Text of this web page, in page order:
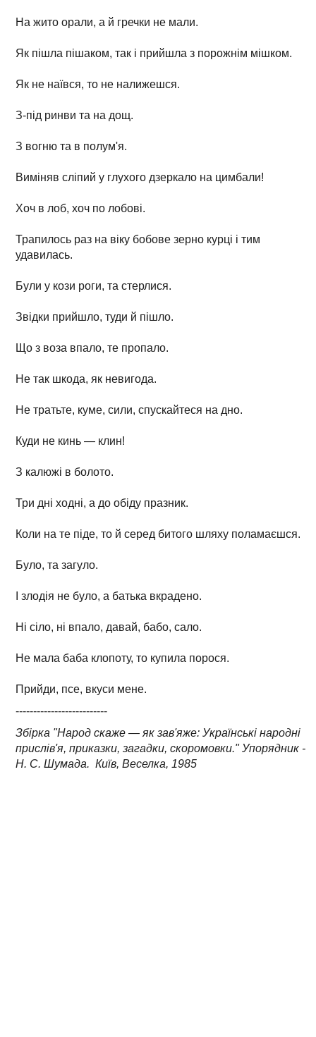
На жито орали, а й гречки не мали.
Як пішла пішаком, так і прийшла з порожнім мішком.
Як не наївся, то не налижешся.
З-під ринви та на дощ.
З вогню та в полум'я.
Виміняв сліпий у глухого дзеркало на цимбали!
Хоч в лоб, хоч по лобові.
Трапилось раз на віку бобове зерно курці і тим
удавилась.
Були у кози роги, та стерлися.
Звідки прийшло, туди й пішло.
Що з воза впало, те пропало.
Не так шкода, як невигода.
Не тратьте, куме, сили, спускайтеся на дно.
Куди не кинь — клин!
З калюжі в болото.
Три дні ходні, а до обіду празник.
Коли на те піде, то й серед битого шляху поламаєшся.
Було, та загуло.
І злодія не було, а батька вкрадено.
Ні сіло, ні впало, давай, бабо, сало.
Не мала баба клопоту, то купила порося.
Прийди, псе, вкуси мене.
--------------------------
Збірка "Народ скаже — як зав'яже: Українські народні
прислів'я, приказки, загадки, скоромовки." Упорядник -
Н. С. Шумада. Київ, Веселка, 1985